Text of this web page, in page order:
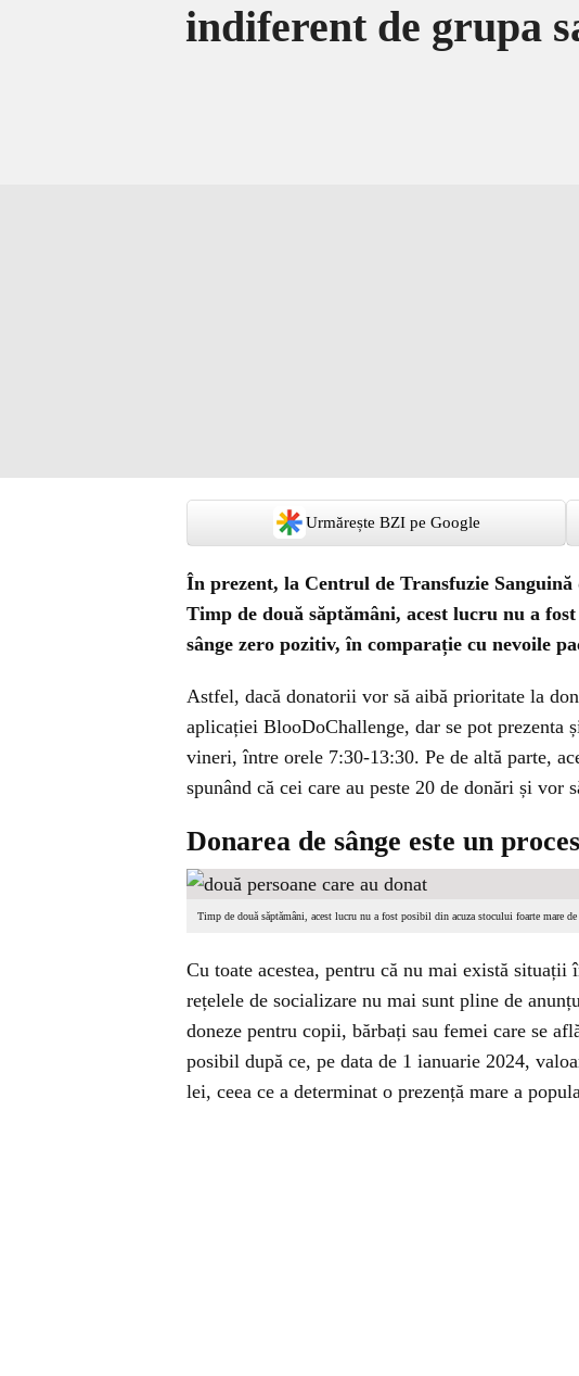
indiferent de grupa
Urmărește BZI pe Google
În prezent, la Centrul de Transfuzie Sanguină
Timp de două săptămâni, acest lucru nu a
sânge zero pozitiv, în comparație cu nevoile
Astfel, dacă donatorii vor să aibă prioritate la
aplicației BlooDoChallenge, dar se pot prezenta
vineri, între orele 7:30-13:30. Pe de altă parte,
spunând că cei care au peste 20 de donări și vor
Donarea de sânge este un
Timp de două săptămâni, acest lucru nu a fost posibil din acuza stocului foarte mare
Cu toate acestea, pentru că nu mai există
rețelele de socializare nu mai sunt pline de
doneze pentru copii, bărbați sau femei care se
posibil după ce, pe data de 1 ianuarie 2024,
lei, ceea ce a determinat o prezență mare a